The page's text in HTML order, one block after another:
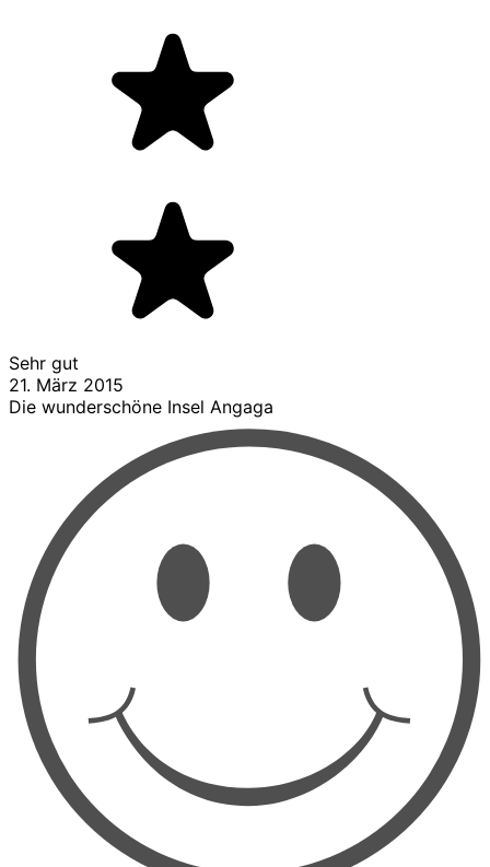
Sehr gut
21. März 2015
Die wunderschöne Insel Angaga